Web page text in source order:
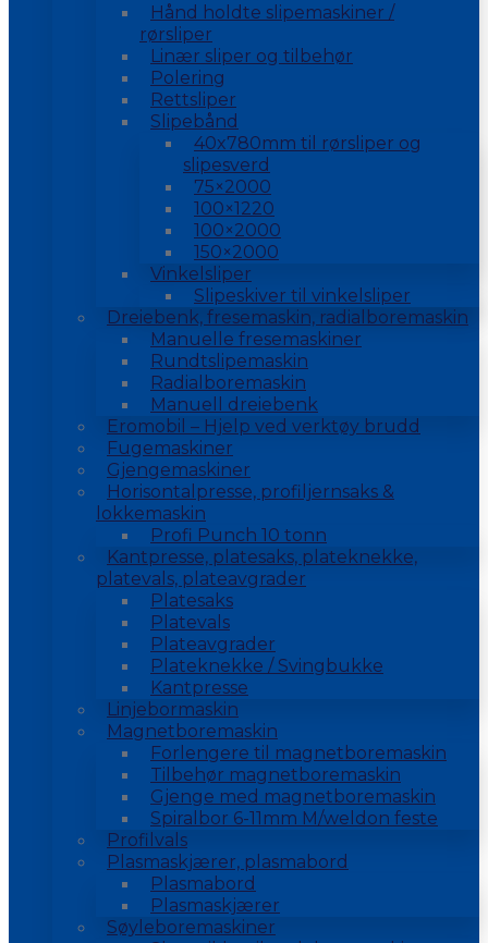
Hånd holdte slipemaskiner /
rørsliper
Linær sliper og tilbehør
Polering
Rettsliper
Slipebånd
40x780mm til rørsliper og
slipesverd
75×2000
100×1220
100×2000
150×2000
Vinkelsliper
Slipeskiver til vinkelsliper
Dreiebenk, fresemaskin, radialboremaskin
Manuelle fresemaskiner
Rundtslipemaskin
Radialboremaskin
Manuell dreiebenk
Eromobil – Hjelp ved verktøy brudd
Fugemaskiner
Gjengemaskiner
Horisontalpresse, profiljernsaks &
lokkemaskin
Profi Punch 10 tonn
Kantpresse, platesaks, plateknekke,
platevals, plateavgrader
Platesaks
Platevals
Plateavgrader
Plateknekke / Svingbukke
Kantpresse
Linjebormaskin
Magnetboremaskin
Forlengere til magnetboremaskin
Tilbehør magnetboremaskin
Gjenge med magnetboremaskin
Spiralbor 6-11mm M/weldon feste
Profilvals
Plasmaskjærer, plasmabord
Plasmabord
Plasmaskjærer
Søyleboremaskiner